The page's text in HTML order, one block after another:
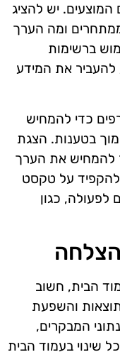
המוצעים. יש להציג
ומה הערך
ברשימות
להעביר את המידע
כדי להמחיש
בטענות. הצגת
להמחיש את הערך
להקפיד על טקסט
כגון
הבית, חשוב
והשפעת
המבקרים,
שינוי בעמוד הבית